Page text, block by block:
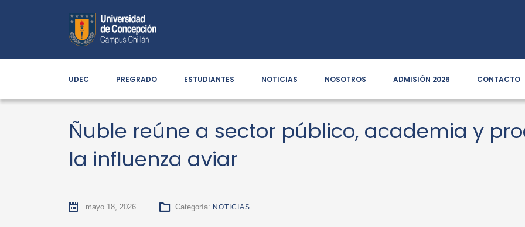
UDEC PREGRADO ESTUDIANTES NOTICIAS NOSOTROS ADMISIÓN 2026 CONTACTO
Ñuble reúne a sector público, academia y
la influenza aviar
mayo 18, 2026 Categoría: NOTICIAS